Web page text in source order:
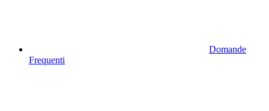
Domande
Frequenti